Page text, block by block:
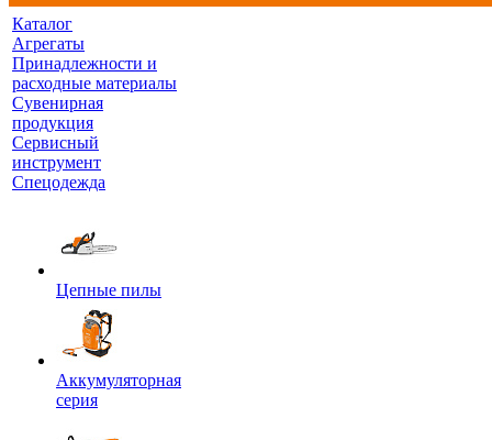
Каталог
Агрегаты
Принадлежности и
расходные материалы
Сувенирная
продукция
Сервисный
инструмент
Спецодежда
Цепные пилы
Аккумуляторная
серия